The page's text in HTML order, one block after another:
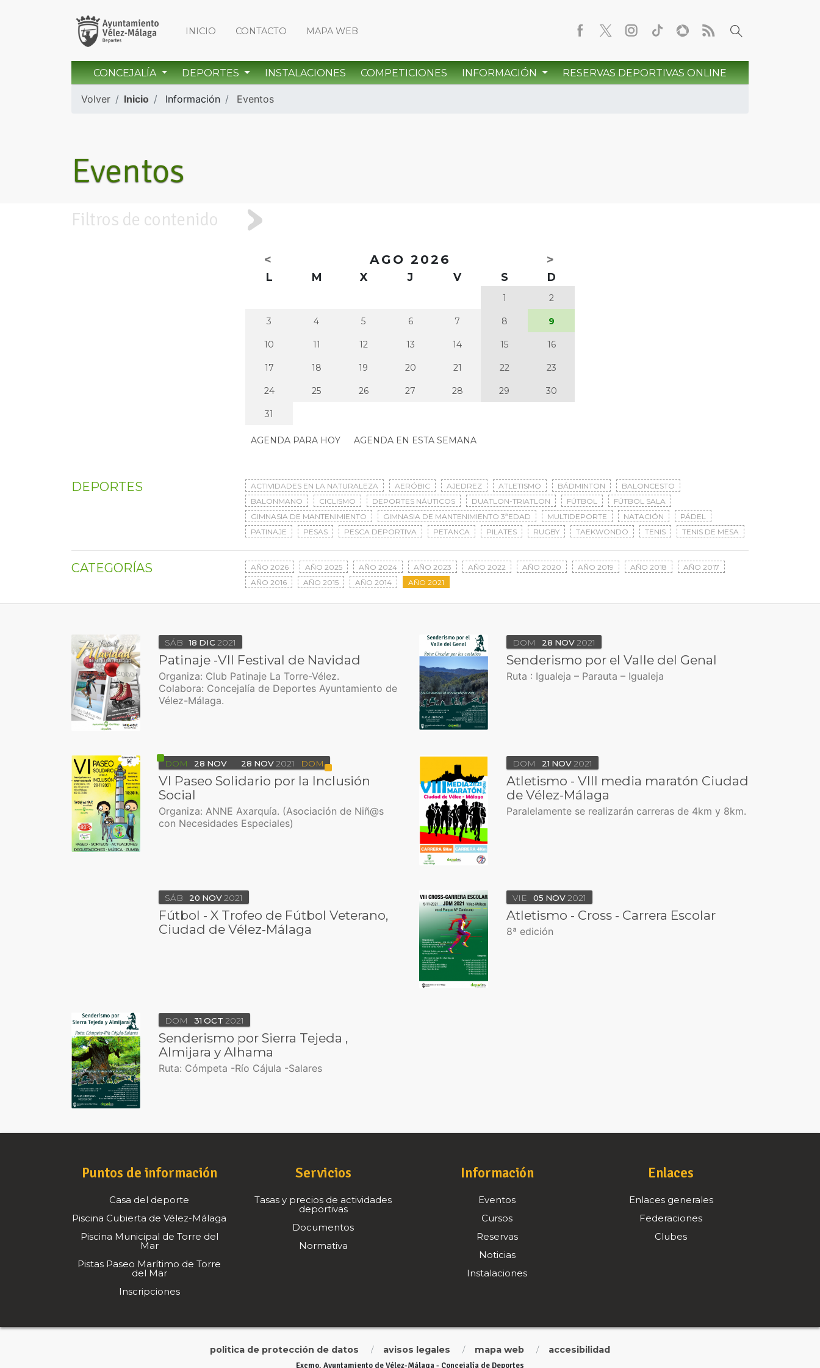
INICIO CONTACTO MAPA WEB
CONCEJALÍA DEPORTES INSTALACIONES COMPETICIONES INFORMACIÓN RESERVAS DEPORTIVAS ONLINE
Volver Inicio Información Eventos
Eventos
Filtros de contenido
< AGO 2026 >
L M X J V S D
1 2
3 4 5 6 7 8 9
10 11 12 13 14 15 16
17 18 19 20 21 22 23
24 25 26 27 28 29 30
31
AGENDA PARA HOY AGENDA EN ESTA SEMANA
DEPORTES ACTIVIDADES EN LA NATURALEZA AERÓBIC AJEDREZ ATLETISMO BÁDMINTON
BALONCESTO
BALONMANO
CICLISMO DEPORTES NÁUTICOS DUATLON-TRIATLON FÚTBOL
FÚTBOL SALA
GIMNASIA DE MANTENIMIENTO
GIMNASIA DE MANTENIMIENTO 3ªEDAD MULTIDEPORTE NATACIÓN
PÁDEL
PATINAJE
PESAS PESCA DEPORTIVA PETANCA PILATES RUGBY TAEKWONDO TENIS TENIS DE MESA
CATEGORÍAS AÑO 2026 AÑO 2025 AÑO 2024 AÑO 2023 AÑO 2022 AÑO 2020 AÑO 2019 AÑO 2018
AÑO 2017
AÑO 2016
AÑO 2015 AÑO 2014 AÑO 2021
SÁB 18 DIC 2021
Patinaje -VII Festival de Navidad
Organiza: Club Patinaje La Torre-Vélez.
Colabora: Concejalía de Deportes Ayuntamiento de
Vélez-Málaga.
DOM 28 NOV 2021
Senderismo por el Valle del Genal
Ruta : Igualeja – Parauta – Igualeja
DOM 28 NOV 28 NOV 2021 DOM
VI Paseo Solidario por la Inclusión
Social
Organiza: ANNE Axarquía. (Asociación de Niñ@s
con Necesidades Especiales)
DOM 21 NOV 2021
Atletismo - VIII media maratón Ciudad
de Vélez-Málaga
Paralelamente se realizarán carreras de 4km y 8km.
SÁB 20 NOV 2021
Fútbol - X Trofeo de Fútbol Veterano,
Ciudad de Vélez-Málaga
VIE 05 NOV 2021
Atletismo - Cross - Carrera Escolar
8ª edición
DOM 31 OCT 2021
Senderismo por Sierra Tejeda ,
Almijara y Alhama
Ruta: Cómpeta -Río Cájula -Salares
Puntos de información
Casa del deporte
Piscina Cubierta de Vélez-Málaga
Piscina Municipal de Torre del
Mar
Pistas Paseo Marítimo de Torre
del Mar
Inscripciones
Servicios
Tasas y precios de actividades
deportivas
Documentos
Normativa
Información
Eventos
Cursos
Reservas
Noticias
Instalaciones
Enlaces
Enlaces generales
Federaciones
Clubes
politica de protección de datos / avisos legales / mapa web / accesibilidad
Excmo. Ayuntamiento de Vélez-Málaga - Concejalía de Deportes